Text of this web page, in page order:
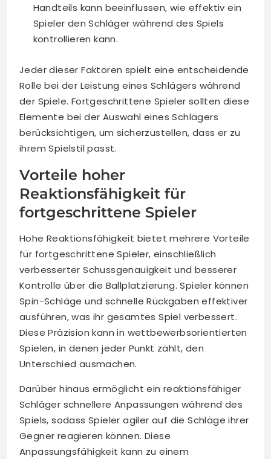
Handteils kann beeinflussen, wie effektiv ein
Spieler den Schläger während des Spiels
kontrollieren kann.
Jeder dieser Faktoren spielt eine entscheidende
Rolle bei der Leistung eines Schlägers während
der Spiele. Fortgeschrittene Spieler sollten diese
Elemente bei der Auswahl eines Schlägers
berücksichtigen, um sicherzustellen, dass er zu
ihrem Spielstil passt.
Vorteile hoher
Reaktionsfähigkeit für
fortgeschrittene Spieler
Hohe Reaktionsfähigkeit bietet mehrere Vorteile
für fortgeschrittene Spieler, einschließlich
verbesserter Schussgenauigkeit und besserer
Kontrolle über die Ballplatzierung. Spieler können
Spin-Schläge und schnelle Rückgaben effektiver
ausführen, was ihr gesamtes Spiel verbessert.
Diese Präzision kann in wettbewerbsorientierten
Spielen, in denen jeder Punkt zählt, den
Unterschied ausmachen.
Darüber hinaus ermöglicht ein reaktionsfähiger
Schläger schnellere Anpassungen während des
Spiels, sodass Spieler agiler auf die Schläge ihrer
Gegner reagieren können. Diese
Anpassungsfähigkeit kann zu einem